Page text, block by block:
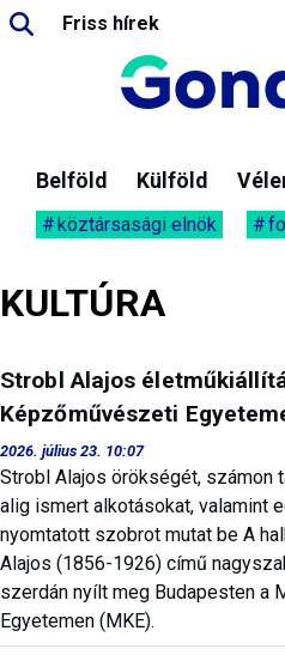
Friss hírek
Belföld Külföld
köztársasági elnök
KULTÚRA
Strobl Alajos
Képzőművészeti
2026. július 23. 10:07
Strobl Alajos örökségét, számon
alig ismert alkotásokat, valamint
nyomtatott szobrot mutat be A
Alajos (1856-1926) című
szerdán nyílt meg Budapesten a
Egyetemen (MKE).